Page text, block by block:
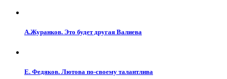
А.Журанков. Это будет другая Валиева
Е. Федяков. Лютова по-своему талантлива